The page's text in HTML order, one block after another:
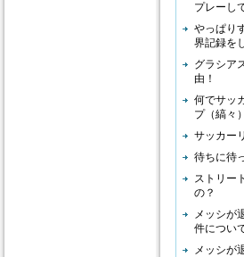
プレーし
やっぱり
界記録を
グラシア
由！
何でサッ
プ（縞々
サッカー
待ちに待
ストリー
の？
メッシが
件につい
メッシが